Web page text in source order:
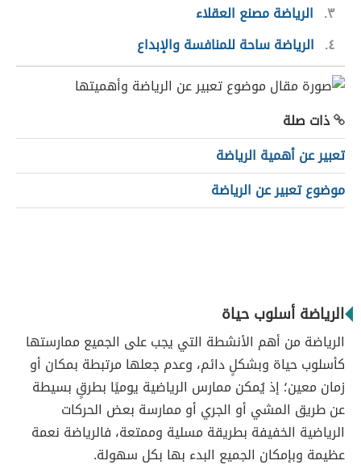
٣
الرياضة مصنع العقلاء
٤
الرياضة ساحة للمنافسة والإبداع
ذات صلة
تعبير عن أهمية الرياضة
موضوع تعبير عن الرياضة
الرياضة أسلوب حياة
الرياضة من أهم الأنشطة التي يجب على الجميع ممارستها
كأسلوب حياة وبشكلٍ دائم، وعدم جعلها مرتبطة بمكان أو
زمان معين؛ إذ يُمكن ممارس الرياضية يوميًا بطرقٍ بسيطة
عن طريق المشي أو الجري أو ممارسة بعض الحركات
الرياضية الخفيفة بطريقة مسلية وممتعة، فالرياضة نعمة
عظيمة وبإمكان الجميع البدء بها بكل سهولة.